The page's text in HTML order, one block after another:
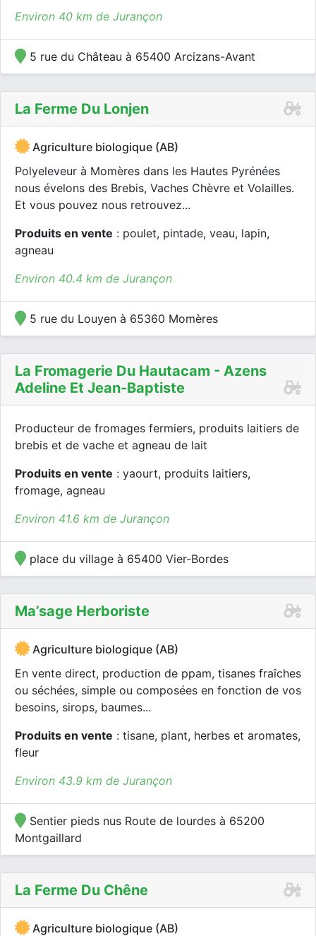
Environ 40 km de Jurançon
5 rue du Château à 65400 Arcizans-Avant
La Ferme Du Lonjen
Agriculture biologique (AB)
Polyeleveur à Momères dans les Hautes Pyrénées
nous évelons des Brebis, Vaches Chèvre et Volailles.
Et vous pouvez nous retrouvez...
Produits en vente : poulet, pintade, veau, lapin,
agneau
Environ 40.4 km de Jurançon
5 rue du Louyen à 65360 Momères
La Fromagerie Du Hautacam - Azens
Adeline Et Jean-Baptiste
Producteur de fromages fermiers, produits laitiers de
brebis et de vache et agneau de lait
Produits en vente : yaourt, produits laitiers,
fromage, agneau
Environ 41.6 km de Jurançon
place du village à 65400 Vier-Bordes
Ma’sage Herboriste
Agriculture biologique (AB)
En vente direct, production de ppam, tisanes fraîches
ou séchées, simple ou composées en fonction de vos
besoins, sirops, baumes...
Produits en vente : tisane, plant, herbes et aromates,
fleur
Environ 43.9 km de Jurançon
Sentier pieds nus Route de lourdes à 65200
Montgaillard
La Ferme Du Chêne
Agriculture biologique (AB)